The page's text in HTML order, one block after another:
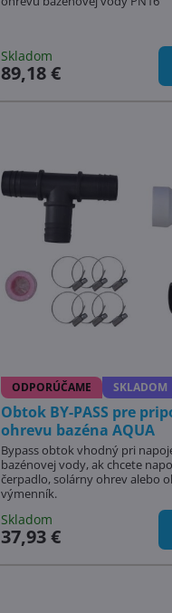
Skladom
89,18 €
ODPORÚČAME SKLADOM
Obtok BY-PASS pre
ohrevu bazéna AQUA
Bypass obtok vhodný pri
bazénovej vody, ak chcete
čerpadlo, solárny ohrev alebo
výmenník.
Skladom
37,93 €